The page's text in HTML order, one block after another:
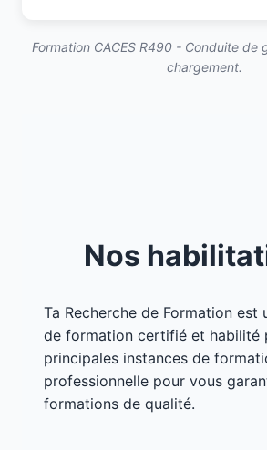
Formation CACES R490 - Conduite de
chargement.
Nos
Ta Recherche de Formation est
de formation certifié et habilité
principales instances de
professionnelle pour vous
formations de qualité.